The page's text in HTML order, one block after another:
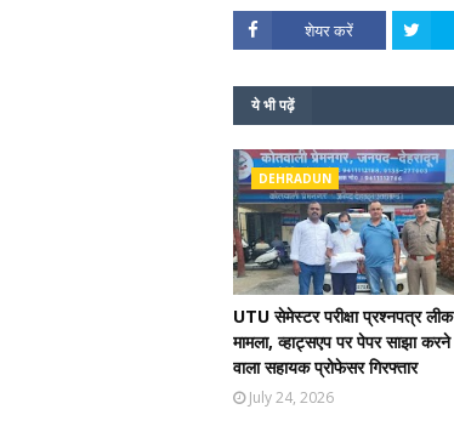
शेयर करें
ये भी पढ़ें
DEHRADUN
UTU सेमेस्टर परीक्षा प्रश्नपत्र लीक
मामला, व्हाट्सएप पर पेपर साझा करने
वाला सहायक प्रोफेसर गिरफ्तार
July 24, 2026